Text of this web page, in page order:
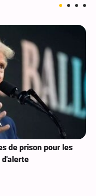
de prison pour les
d'alerte